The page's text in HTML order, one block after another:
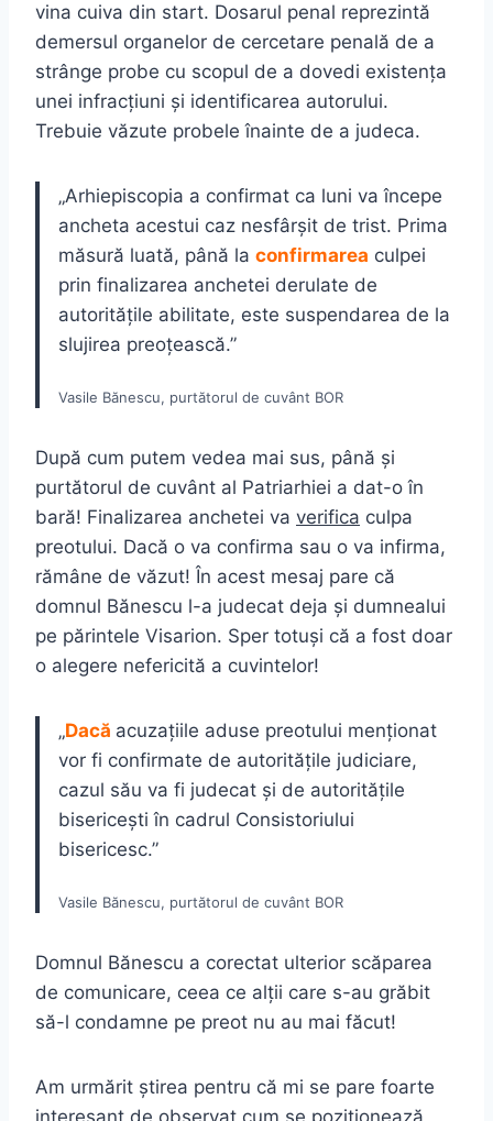
vina cuiva din start. Dosarul penal reprezintă
demersul organelor de cercetare penală de a
strânge probe cu scopul de a dovedi existența
unei infracțiuni și identificarea autorului.
Trebuie văzute probele înainte de a judeca.
„Arhiepiscopia a confirmat ca luni va începe
ancheta acestui caz nesfârşit de trist. Prima
măsură luată, până la confirmarea culpei
prin finalizarea anchetei derulate de
autorităţile abilitate, este suspendarea de la
slujirea preoţească.”
Vasile Bănescu, purtătorul de cuvânt BOR
După cum putem vedea mai sus, până și
purtătorul de cuvânt al Patriarhiei a dat-o în
bară! Finalizarea anchetei va verifica culpa
preotului. Dacă o va confirma sau o va infirma,
rămâne de văzut! În acest mesaj pare că
domnul Bănescu l-a judecat deja și dumnealui
pe părintele Visarion. Sper totuși că a fost doar
o alegere nefericită a cuvintelor!
„Dacă acuzaţiile aduse preotului menţionat
vor fi confirmate de autorităţile judiciare,
cazul său va fi judecat şi de autorităţile
bisericeşti în cadrul Consistoriului
bisericesc.”
Vasile Bănescu, purtătorul de cuvânt BOR
Domnul Bănescu a corectat ulterior scăparea
de comunicare, ceea ce alții care s-au grăbit
să-l condamne pe preot nu au mai făcut!
Am urmărit știrea pentru că mi se pare foarte